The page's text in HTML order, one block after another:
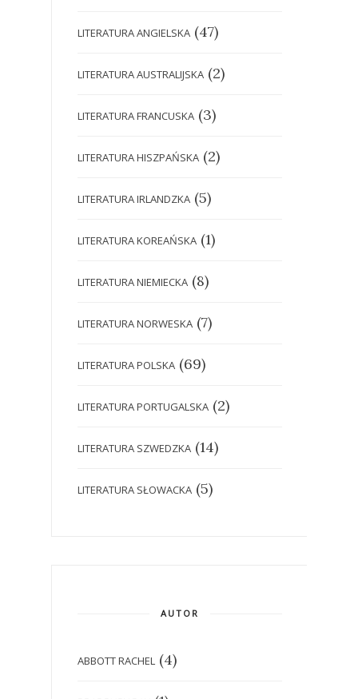
LITERATURA ANGIELSKA (47)
LITERATURA AUSTRALIJSKA (2)
LITERATURA FRANCUSKA (3)
LITERATURA HISZPAŃSKA (2)
LITERATURA IRLANDZKA (5)
LITERATURA KOREAŃSKA (1)
LITERATURA NIEMIECKA (8)
LITERATURA NORWESKA (7)
LITERATURA POLSKA (69)
LITERATURA PORTUGALSKA (2)
LITERATURA SZWEDZKA (14)
LITERATURA SŁOWACKA (5)
AUTOR
ABBOTT RACHEL (4)